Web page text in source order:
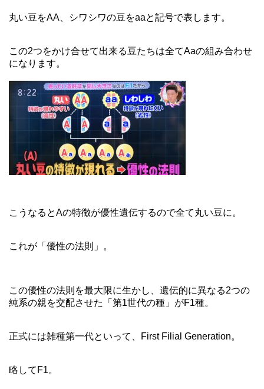
丸い豆をAA、シワシワの豆をaaと記号で表します。
この2つをかけ合せて出来る豆たちは全てAaの組み合わせ
になります。
こうなるとAの特徴が優性遺伝するので全て丸い豆に。
これが「優性の法則」。
この優性の法則を最大限に生かし、遺伝的に異なる2つの
純系の親を交配させた「第1世代の種」がF1種。
正式には雑種第一代といって、First Filial Generation。
略してF1。